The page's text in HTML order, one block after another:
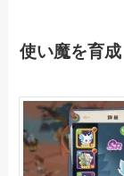
使い魔を育